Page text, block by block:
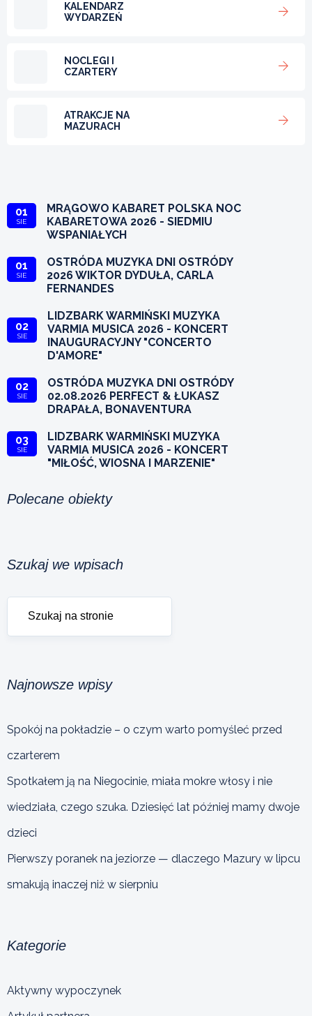
KALENDARZ
WYDARZEŃ
NOCLEGI I
CZARTERY
ATRAKCJE NA
MAZURACH
01
SIE
MRĄGOWO KABARET POLSKA NOC
KABARETOWA 2026 - SIEDMIU
WSPANIAŁYCH
01
SIE
OSTRÓDA MUZYKA DNI OSTRÓDY
2026 WIKTOR DYDUŁA, CARLA
FERNANDES
02
SIE
LIDZBARK WARMIŃSKI MUZYKA
VARMIA MUSICA 2026 - KONCERT
INAUGURACYJNY "CONCERTO
D'AMORE"
02
SIE
OSTRÓDA MUZYKA DNI OSTRÓDY
02.08.2026 PERFECT & ŁUKASZ
DRAPAŁA, BONAVENTURA
03
SIE
LIDZBARK WARMIŃSKI MUZYKA
VARMIA MUSICA 2026 - KONCERT
"MIŁOŚĆ, WIOSNA I MARZENIE"
Polecane obiekty
Szukaj we wpisach
Najnowsze wpisy
Spokój na pokładzie – o czym warto pomyśleć przed
czarterem
Spotkałem ją na Niegocinie, miała mokre włosy i nie
wiedziała, czego szuka. Dziesięć lat później mamy dwoje
dzieci
Pierwszy poranek na jeziorze — dlaczego Mazury w lipcu
smakują inaczej niż w sierpniu
Kategorie
Aktywny wypoczynek